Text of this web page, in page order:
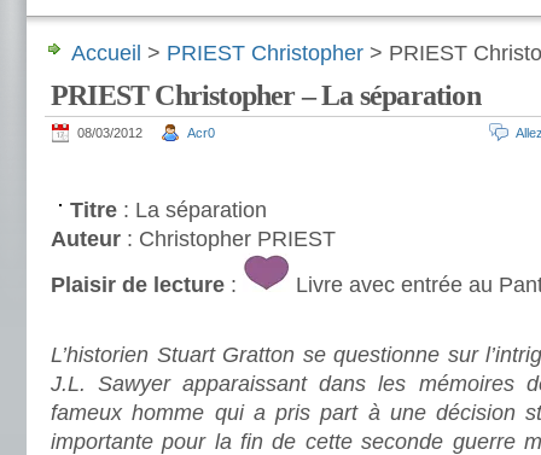
Accueil > PRIEST Christopher > PRIEST
PRIEST Christopher – La séparation
08/03/2012 Acr0
Titre : La séparation
Auteur : Christopher PRIEST
Plaisir de lecture :
Livre avec entrée au
L’historien Stuart Gratton se questionne sur
J.L. Sawyer apparaissant dans les mémoires
fameux homme qui a pris part à une décision
importante pour la fin de cette seconde guerre